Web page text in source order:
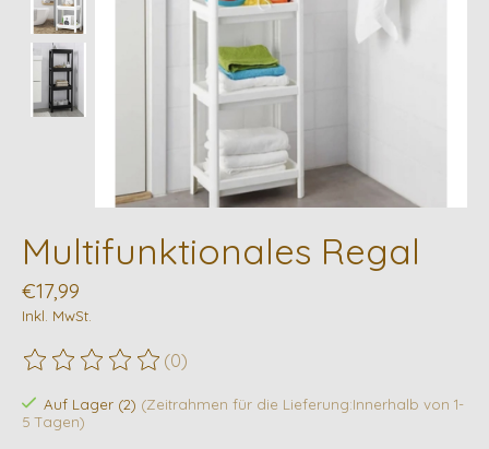
Multifunktionales Regal
€17,99
Inkl. MwSt.
Die Bewertung dieses Produkts ist
(0)
Auf Lager (2) (Zeitrahmen für die Lieferung:Innerhalb von 1-
5 Tagen)